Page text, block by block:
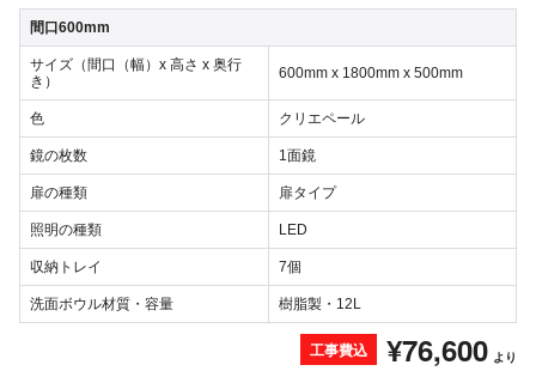
間口600mm
サイズ（間口（幅）x 高さ x 奥行
き）
600mm x 1800mm x 500mm
色 クリエペール
鏡の枚数 1面鏡
扉の種類 扉タイプ
照明の種類 LED
収納トレイ 7個
洗面ボウル材質・容量 樹脂製・12L
工事費込 ¥76,600 より